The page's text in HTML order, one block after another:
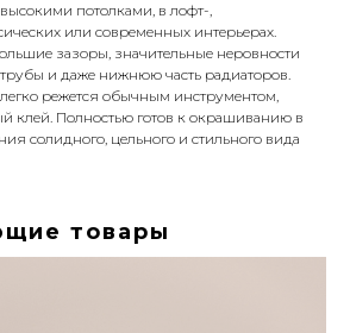
потолками, в лофт-,
или современных интерьерах.
зазоры, значительные неровности
трубы и даже нижнюю часть радиаторов.
режется обычным инструментом,
клей. Полностью готов к окрашиванию в
солидного, цельного и стильного вида
товары